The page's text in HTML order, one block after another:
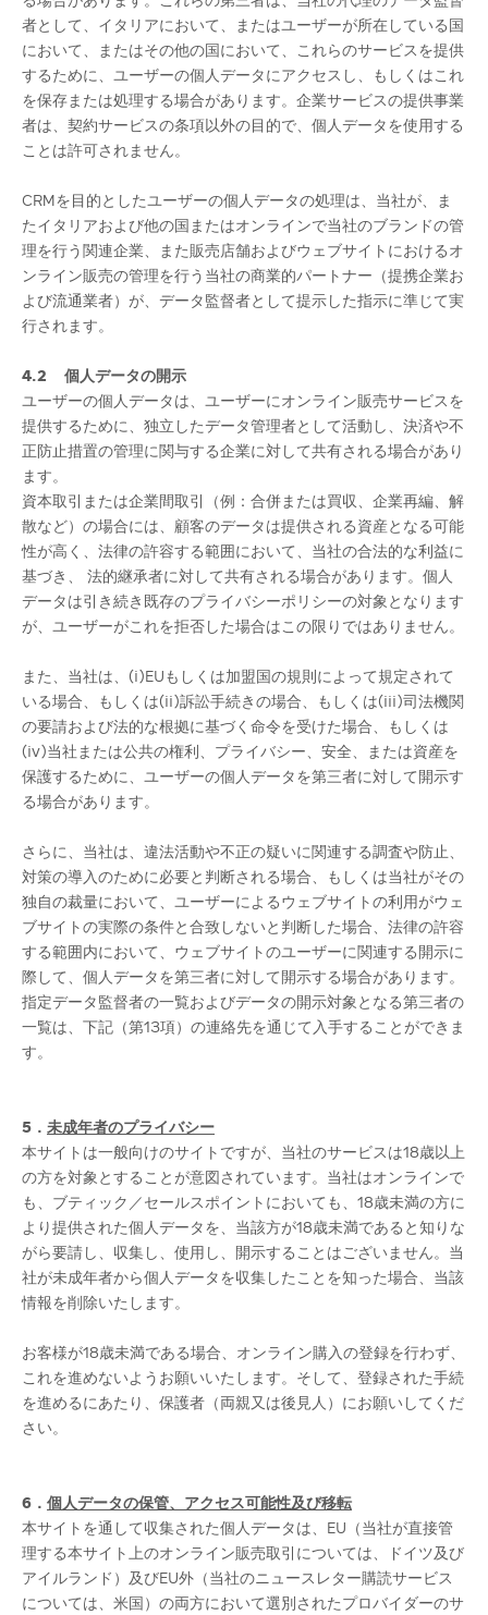
者として、イタリアにおいて、またはユーザーが所在している国
において、またはその他の国において、これらのサービスを提供
するために、ユーザーの個人データにアクセスし、もしくはこれ
を保存または処理する場合があります。企業サービスの提供事業
者は、契約サービスの条項以外の目的で、個人データを使用する
ことは許可されません。
CRMを目的としたユーザーの個人データの処理は、当社が、ま
たイタリアおよび他の国またはオンラインで当社のブランドの管
理を行う関連企業、また販売店舗およびウェブサイトにおけるオ
ンライン販売の管理を行う当社の商業的パートナー（提携企業お
よび流通業者）が、データ監督者として提示した指示に準じて実
行されます。
4.2 個人データの開示
ユーザーの個人データは、ユーザーにオンライン販売サービスを
提供するために、独立したデータ管理者として活動し、決済や不
正防止措置の管理に関与する企業に対して共有される場合があり
ます。
資本取引または企業間取引（例：合併または買収、企業再編、解
散など）の場合には、顧客のデータは提供される資産となる可能
性が高く、法律の許容する範囲において、当社の合法的な利益に
基づき、 法的継承者に対して共有される場合があります。個人
データは引き続き既存のプライバシーポリシーの対象となります
が、ユーザーがこれを拒否した場合はこの限りではありません。
また、当社は、(i)EUもしくは加盟国の規則によって規定されて
いる場合、もしくは(ii)訴訟手続きの場合、もしくは(iii)司法機関
の要請および法的な根拠に基づく命令を受けた場合、もしくは
(iv)当社または公共の権利、プライバシー、安全、または資産を
保護するために、ユーザーの個人データを第三者に対して開示す
る場合があります。
さらに、当社は、違法活動や不正の疑いに関連する調査や防止、
対策の導入のために必要と判断される場合、もしくは当社がその
独自の裁量において、ユーザーによるウェブサイトの利用がウェ
ブサイトの実際の条件と合致しないと判断した場合、法律の許容
する範囲内において、ウェブサイトのユーザーに関連する開示に
際して、個人データを第三者に対して開示する場合があります。
指定データ監督者の一覧およびデータの開示対象となる第三者の
一覧は、下記（第13項）の連絡先を通じて入手することができま
す。
5． 未成年者のプライバシー
本サイトは一般向けのサイトですが、当社のサービスは18歳以上
の方を対象とすることが意図されています。当社はオンラインで
も、ブティック／セールスポイントにおいても、18歳未満の方に
より提供された個人データを、当該方が18歳未満であると知りな
がら要請し、収集し、使用し、開示することはございません。当
社が未成年者から個人データを収集したことを知った場合、当該
情報を削除いたします。
お客様が18歳未満である場合、オンライン購入の登録を行わず、
これを進めないようお願いいたします。そして、登録された手続
を進めるにあたり、保護者（両親又は後見人）にお願いしてくだ
さい。
6． 個人データの保管、アクセス可能性及び移転
本サイトを通して収集された個人データは、EU（当社が直接管
理する本サイト上のオンライン販売取引については、ドイツ及び
アイルランド）及びEU外（当社のニュースレター購読サービス
については、米国）の両方において選別されたプロバイダーのサ